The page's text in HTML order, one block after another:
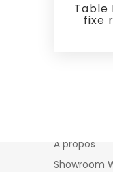
Table
fixe
À propos
Showroom